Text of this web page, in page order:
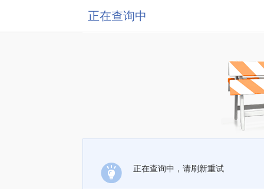
正在查询中
正在查询中，请刷新重试